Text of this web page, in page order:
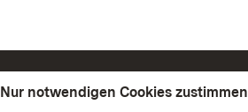
Nur notwendigen Cookies zustimmen